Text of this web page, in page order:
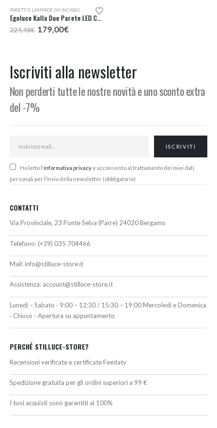
FARETTI E LAMPADE DA INCASSO
Egoluce Kalla Due Parete LED Cod. 4541
224,48€ Il
prezzo
179,00€Il
Iscriviti alla newsletter
Non perderti tutte le nostre novità e uno sconto extra
del -7%
Ho letto l'informativa privacy e acconsento al trattamento dei miei dati
personali per l’invio della newsletter (obbligatorio)
CONTATTI
Via Provinciale, 23 Ponte Selva (Parre) 24020 Bergamo
Telefono: (+39) 035 704466
Mail:info@stilluce-store.it
Assistenza: account@stilluce-store.it
Lunedì – Sabato · 9:00 – 12:30 / 15:30 – 19:00 Mercoledì e Domenica
· Chiuso - Apertura su appuntamento
PERCHÉ STILLUCE-STORE?
Recensioni verificate e certificate Feedaty
Spedizione gratuita per gli ordini superiori a 99 €
I tuoi acquisti sono garantiti al 100%